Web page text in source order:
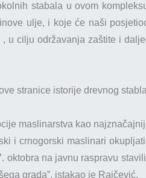
stabala u ovom
ulje, i koje će naši
u cilju održavanja zaštite i
stranice istorije drevnog
maslinarstva kao
i crnogorski maslinari
oktobra na javnu raspravu
grada”, istakao je Raičević.